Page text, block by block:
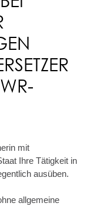
mit
Ihre Tätigkeit in
ausüben.
allgemeine